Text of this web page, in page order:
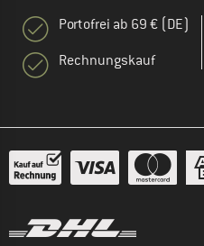
Portofrei ab 69 € (DE)
Rechnungskauf